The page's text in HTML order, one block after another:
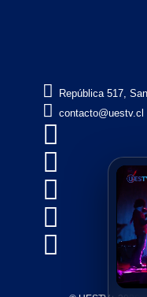
 República 517,
 contacto@uestv.cl




